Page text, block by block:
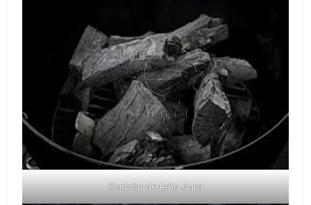
Carbón de leña dura